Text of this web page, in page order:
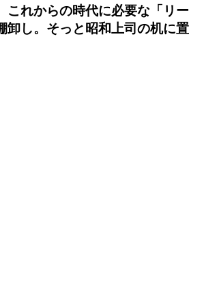
これからの時代に必要な「リー
卸し。そっと昭和上司の机に置